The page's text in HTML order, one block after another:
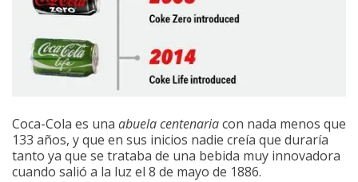
Coca-Cola es una abuela centenariacon nada menos que
133 años, y que en sus inicios nadie creía que duraría
tanto ya que se trataba de una bebida muy innovadora
cuando salió a la luz el 8 de mayo de 1886.